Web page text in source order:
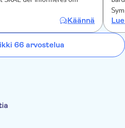
peräisin 1 500 vuoden takaa.
vapaata aikaa tutustua
päättää vierailu DiVes Estate
maistella Bulgarian parhaita
Elena sanoo:
Se on valmistettu paikallisesta
menestyy meren rannalla, ja siitä
ja raikkaita makuja."
Käännä
bardzo
zależy jej na
66 arvostelua